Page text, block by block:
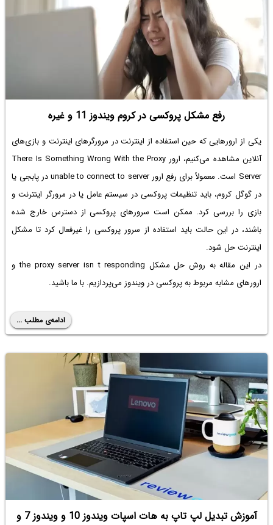
رفع مشکل پروکسی در کروم ویندوز 11 و غیره
یکی از ارورهایی که حین استفاده از اینترنت در مرورگرهای اینترنت و بازی‌های
آنلاین مشاهده می‌کنیم، ارور There Is Something Wrong With the Proxy
Server است. معمولاً برای
رفع ارور unable to connect to server در پابجی
یا
در گوگل کروم، باید تنظیمات پروکسی در سیستم عامل یا در مرورگر اینترنت و
بازی را بررسی کرد. ممکن است سرورهای پروکسی از دسترس خارج شده
باشند، در این حالت باید استفاده از سرور پروکسی را غیرفعال کرد تا مشکل
اینترنت حل شود.
در این مقاله به روش حل مشکل the proxy server isn t responding
و
ارورهای مشابه مربوط به پروکسی در ویندوز می‌پردازیم. با ما باشید.
ادامه‌ی مطلب ...
آموزش تبدیل لپ تاپ به هات اسپات ویندوز 10 و ویندوز 7 و